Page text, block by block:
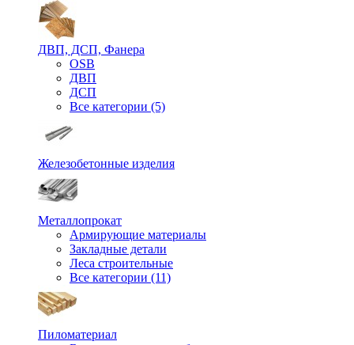
ДВП, ДСП, Фанера
OSB
ДВП
ДСП
Все категории (5)
Железобетонные изделия
Металлопрокат
Армирующие материалы
Закладные детали
Леса строительные
Все категории (11)
Пиломатериал